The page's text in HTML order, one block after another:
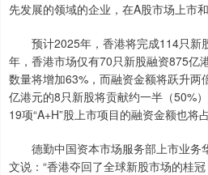
先发展的领域的企业，在A股市场上市
预计2025年，香港将完成114只新
年，香港市场仅有70只新股融资875亿
数量将增加63%，而融资金额将跃升两
亿港元的8只新股将贡献约一半（50%
19项“A+H”股上市项目的融资金额也将
德勤中国资本市场服务部上市业务
文说：“香港夺回了全球新股市场的桂